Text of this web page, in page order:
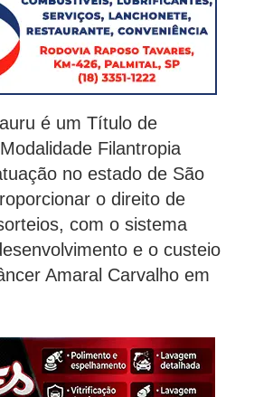
é um Título de
Filantropia
no estado de São
o direito de
com o sistema
e o custeio
Amaral Carvalho em